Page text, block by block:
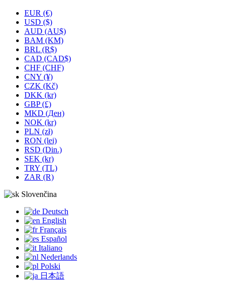
EUR (€)
USD ($)
AUD (AU$)
BAM (KM)
BRL (R$)
CAD (CAD$)
CHF (CHF)
CNY (¥)
CZK (Kč)
DKK (kr)
GBP (£)
MKD (Ден)
NOK (kr)
PLN (zł)
RON (lei)
RSD (Din.)
SEK (kr)
TRY (TL)
ZAR (R)
Slovenčina
Deutsch
English
Français
Español
Italiano
Nederlands
Polski
日本語